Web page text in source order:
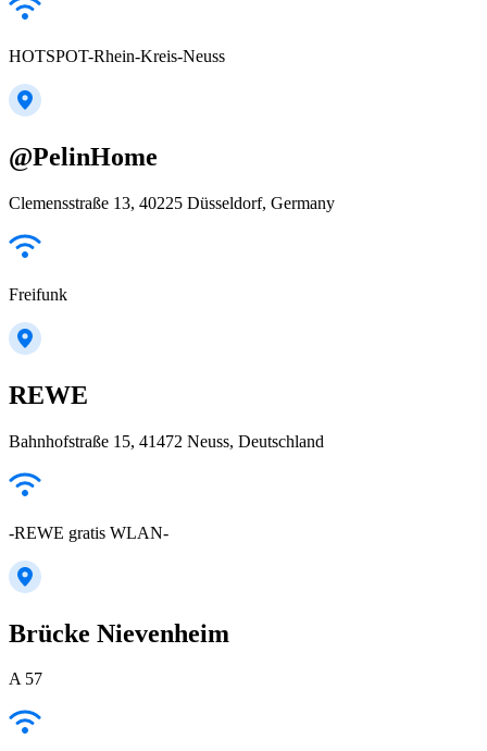
HOTSPOT-Rhein-Kreis-Neuss
@PelinHome
Clemensstraße 13, 40225 Düsseldorf, Germany
Freifunk
REWE
Bahnhofstraße 15, 41472 Neuss, Deutschland
-REWE gratis WLAN-
Brücke Nievenheim
A 57